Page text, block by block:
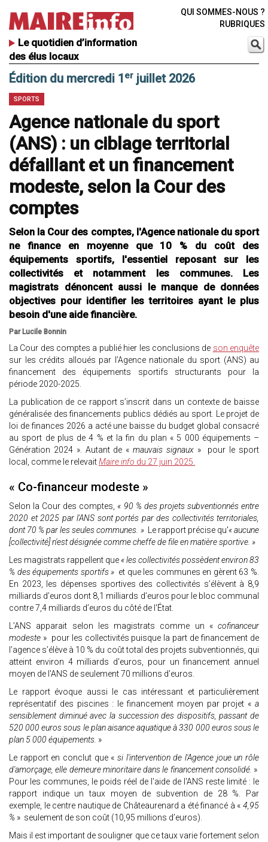
Le quotidien d’information
des élus locaux
QUI SOMMES-NOUS ?
RUBRIQUES
Édition du mercredi 1 er juillet 2026
SPORTS
Agence nationale du sport
(ANS) : un ciblage territorial
défaillant et un financement
modeste, selon la Cour des
comptes
Selon la Cour des comptes, l'Agence nationale du sport
ne finance en moyenne que 10 % du coût des
équipements sportifs, l'essentiel reposant sur les
collectivités et notamment les communes. Les
magistrats dénoncent aussi le manque de données
objectives pour identifier les territoires ayant le plus
besoin d'une aide financière.
Par Lucile Bonnin
La Cour des comptes a publié hier les conclusions de son enquête
sur les crédits alloués par l’Agence nationale du sport (ANS) au
financement des équipements sportifs structurants pour la
période 2020-2025.
La publication de ce rapport s’inscrit dans un contexte de baisse
généralisée des financements publics dédiés au sport. Le projet de
loi de finances 2026 a acté une baisse du budget global consacré
au sport de plus de 4 % et la fin du plan « 5 000 équipements –
Génération 2024 ». Autant de « mauvais signaux » pour le sport
local, comme le relevaitMaire info du 27 juin 2025.
« Co-financeur modeste »
Selon la Cour des comptes, « 90 % des projets subventionnés entre
2020 et 2025 par l'ANS sont portés par des collectivités territoriales,
dont 70 % par les seules communes. » Le rapport précise qu'« aucune
[collectivité] n'est désignée comme cheffe de file en matière sportive. »
Les magistrats rappellent que « les collectivités possèdent environ 83
% des équipements sportifs » et que les communes en gèrent 63 %.
En 2023, les dépenses sportives des collectivités s’élèvent à 8,9
milliards d’euros dont 8,1 milliards d’euros pour le bloc communal
contre 7,4 milliards d’euros du côté de l'État.
L’ANS apparait selon les magistrats comme un «cofinanceur
modeste » pour les collectivités puisque la part de financement de
l’agence s’élève à 10 % du coût total des projets subventionnés, qui
atteint environ 4 milliards d'euros, pour un financement annuel
moyen de l'ANS de seulement 70 millions d'euros.
Le rapport évoque aussi le cas intéressant et particulièrement
représentatif des piscines : le financement moyen par projet « a
sensiblement diminué avec la succession des dispositifs, passant de
520 000 euros sous le plan aisance aquatique à 330 000 euros sous le
plan 5 000 équipements. »
Le rapport en conclut que « si l'intervention de l'Agence joue un rôle
d'amorçage, elle demeure minoritaire dans le financement consolidé. »
Pour les communes, le poids réel de l'aide de l'ANS reste limité : le
rapport indique un taux moyen de subvention de 28 %. Par
exemple, le centre nautique de Châteaurenard a été financé à « 4,95
% » seulement de son coût (10,95 millions d’euros).
Mais il est important de souligner que ce taux varie fortement selon